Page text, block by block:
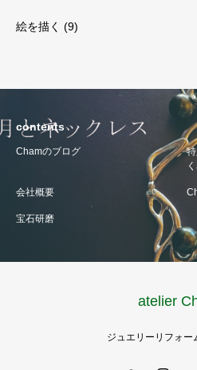
絵を描く (9)
contents
Chamのブログ
会社概要
宝石研磨
atelier
ジュエリーリフォー